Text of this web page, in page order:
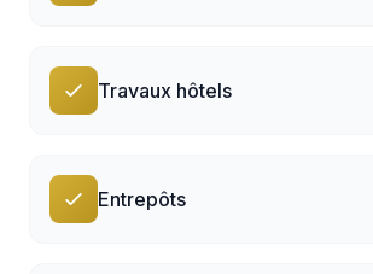
Travaux hôtels
Entrepôts